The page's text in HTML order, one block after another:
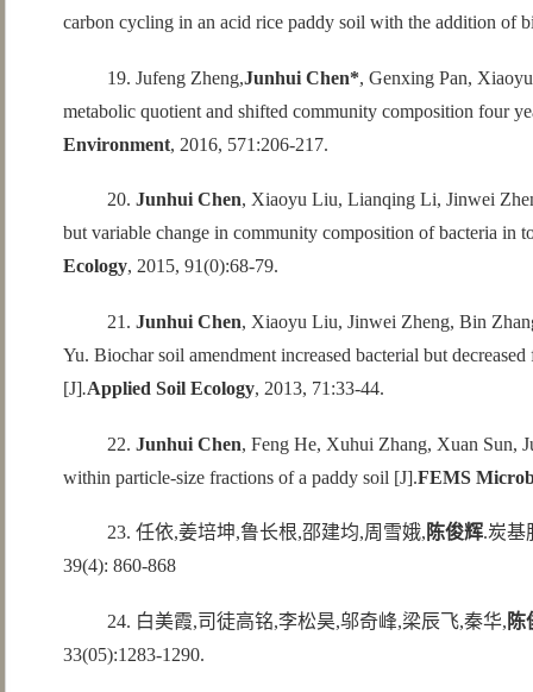
carbon cycling in an acid rice paddy soil with the addition of
19. Jufeng Zheng,Junhui Chen*, Genxing Pan,
metabolic quotient and shifted community composition four
Environment, 2016, 571:206-217.
20. Junhui Chen, Xiaoyu Liu, Lianqing Li, Jinwei
but variable change in community composition of bacteria in
Ecology, 2015, 91(0):68-79.
21. Junhui Chen, Xiaoyu Liu, Jinwei Zheng, Bin
Yu. Biochar soil amendment increased bacterial but
[J].Applied Soil Ecology, 2013, 71:33-44.
22. Junhui Chen, Feng He, Xuhui Zhang, Xuan Sun,
within particle-size fractions of a paddy soil [J].FEMS
23. 任依,姜培坤,鲁长根,邵建均,周雪娥, 陈俊辉.炭基
39(4): 860-868
24. 白美霞,司徒高铭,李松昊,邬奇峰,梁辰飞,秦华, 陈
33(05):1283-1290.